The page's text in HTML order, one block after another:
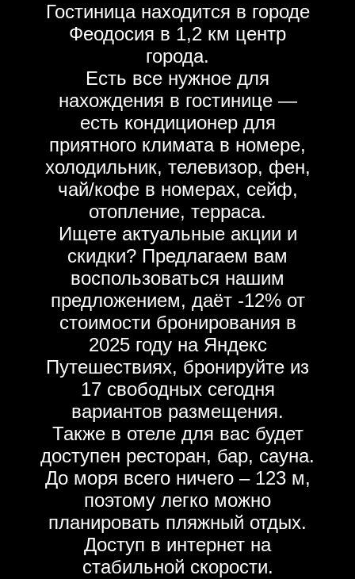
Гостиница находится в городе
Феодосия в 1,2 км центр
города.
Есть все нужное для
нахождения в гостинице —
есть кондиционер для
приятного климата в номере,
холодильник, телевизор, фен,
чай/кофе в номерах, сейф,
отопление, терраса.
Ищете актуальные акции и
скидки? Предлагаем вам
воспользоваться нашим
предложением, даёт -12% от
стоимости бронирования в
2025 году на Яндекс
Путешествиях, бронируйте из
17 свободных сегодня
вариантов размещения.
Также в отеле для вас будет
доступен ресторан, бар, сауна.
До моря всего ничего – 123 м,
поэтому легко можно
планировать пляжный отдых.
Доступ в интернет на
стабильной скорости.